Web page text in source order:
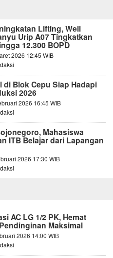
Lifting, Well
Urip A07 Tingkatkan
12.300 BOPD
2026 12:45 WIB
di Blok Cepu Siap Hadapi
2026
2026 16:45 WIB
Mahasiswa
ITB Belajar dari Lapangan
2026 17:30 WIB
AC LG 1/2 PK, Hemat
Maksimal
2026 14:00 WIB